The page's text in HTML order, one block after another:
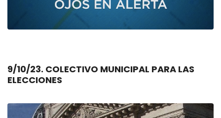
9/10/23. COLECTIVO MUNICIPAL PARA LAS
ELECCIONES